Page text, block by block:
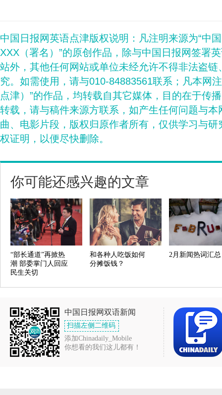
中国日报网英语点津版权说明：凡注明来源为“中
XXX（署名）”的原创作品，除与中国日报网签署
站外，其他任何网站或单位未经允许不得非法盗
究。如需使用，请与010-84883561联系；凡本网
点津）”的作品，均转载自其它媒体，目的在于传
转载，请与稿件来源方联系，如产生任何问题与
曲、电影片段，版权归原作者所有，仅供学习与
权证明，以便尽快删除。
你可能还感兴趣的文章
“部长通道”再掀热
潮 部委掌门人回应
民生关切
和各种人吃饭如何
分摊饭钱？
2月新闻热词汇总
中国日报网双语新闻
扫描左侧二维码
添加Chinadaily_Mobile
你想看的我们这儿都有！